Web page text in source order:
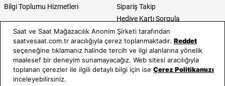
Bilgi Toplumu Hizmetleri
Sipariş Takip
Hediye Kartı Sorgula
E-Garanti ve E-Fatura
Kullanım Kılavuzları
Saat ve Saat
Hakkımızda
Kategoriler
Saat ve Saat Mağazacılık Anonim Şirketi tarafından
saatvesaat.com.tr aracılığıyla çerez toplanmaktadır. Reddet
seçeneğine tıklamanız halinde tercih ve ilgi alanlarına yönelik
maalesef bir deneyim sunamayacağız. Web sitesi aracılığıyla
toplanan çerezler ile ilgili detaylı bilgi için ise Çerez Politikamızı
inceleyebilirsiniz.